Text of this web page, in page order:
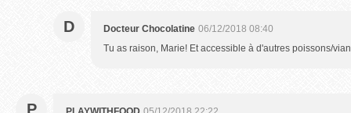
D Docteur Chocolatine 06/12/2018 08:40
Tu as raison, Marie! Et accessible à d'autres poissons/
P